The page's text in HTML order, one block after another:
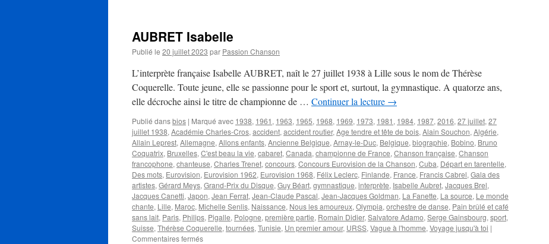
AUBRET Isabelle
Publié le 20 juillet 2023 par Passion Chanson
L’interprète française Isabelle AUBRET, naît le 27 juillet 1938 à Lille sous le nom de Thérèse
Coquerelle. Toute jeune, elle se passionne pour le sport et, surtout, la gymnastique. A quatorze ans,
elle décroche ainsi le titre de championne de … Continuer la lecture →
Publié dansbios | Marqué avec 1938, 1961 , 1963, 1965, 1968, 1969, 1973, 1981 , 1984, 1987, 2016, 27 juillet, 27
juillet 1938, Académie Charles-Cros, accident, accident routier, Age tendre et tête de bois, Alain Souchon, Algérie,
Allain Leprest, Allemagne, Allons enfants, Ancienne Belgique, Arnay-le-Duc, Belgique, biographie, Bobino, Bruno
Coquatrix, Bruxelles, C'est beau la vie, cabaret, Canada, championne de France, Chanson française, Chanson
francophone, chanteuse, Charles Trenet, concours, Concours Eurovision de la Chanson, Cuba, Départ en tarentelle,
Des mots, Eurovision, Eurovision 1962, Eurovision 1968, Félix Leclerc, Finlande, France, Francis Cabrel, Gala des
artistes, Gérard Meys, Grand-Prix du Disque, Guy Béart, gymnastique, interprète, Isabelle Aubret, Jacques Brel,
Jacques Canetti, Japon, Jean Ferrat, Jean-Claude Pascal, Jean-Jacques Goldman, La Fanette, La source, Le monde
chante, Lille, Maroc, Michelle Senlis, Naissance, Nous les amoureux, Olympia, orchestre de danse, Pain brûlé et café
sans lait, Paris, Philips, Pigalle, Pologne, première partie, Romain Didier, Salvatore Adamo, Serge Gainsbourg, sport,
Suisse, Thérèse Coquerelle, tournées, Tunisie, Un premier amour, URSS, Vague à l'homme, Voyage jusqu'à toi |
Commentaires ferméssur